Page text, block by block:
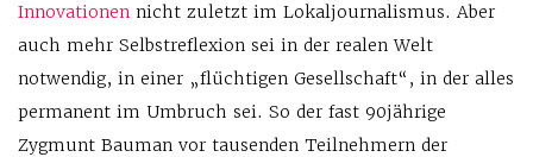
Innovationen nicht zuletzt im Lokaljournalismus. Aber
auch mehr Selbstreflexion sei in der realen Welt
notwendig, in einer „flüchtigen Gesellschaft“, in der alles
permanent im Umbruch sei. So der fast 90jährige
Zygmunt Bauman vor tausenden Teilnehmern der